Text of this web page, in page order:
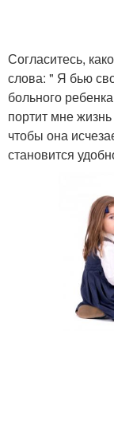
Согласитесь,
слова: " Я бью
больного
портит мне
чтобы она
становится